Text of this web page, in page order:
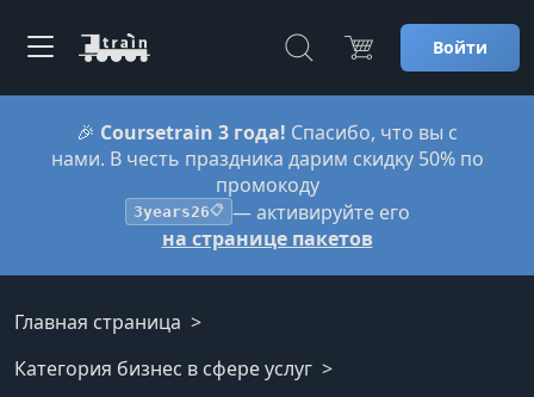
Войти
🎉 Coursetrain 3 года! Спасибо, что вы с
нами. В честь праздника дарим скидку 50% по
промокоду
3years26📋 — активируйте его
на странице пакетов
Главная страница
Категория бизнес в сфере услуг